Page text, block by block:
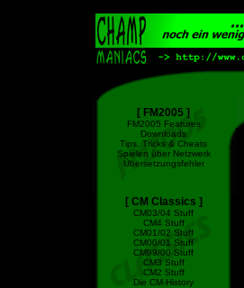
[ FM2005 ]
FM2005 Features
Downloads
Tips, Tricks & Cheats
Spielen über Netzwerk
Übersetzungsfehler
[ CM Classics ]
CM03/04 Stuff
CM4 Stuff
CM01/02 Stuff
CM00/01 Stuff
CM99/00 Stuff
CM3 Stuff
CM2 Stuff
Die CM-History